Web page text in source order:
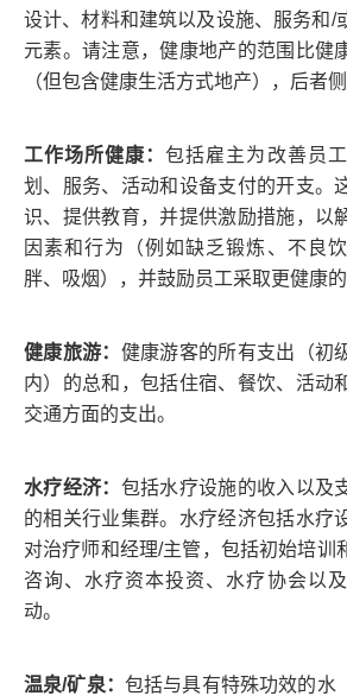
设计、材料和建筑以及设施、服务和/
元素。请注意，健康地产的范围比健
（但包含健康生活方式地产），后者
工作场所健康：包括雇主为改善员
划、服务、活动和设备支付的开支。
识、提供教育，并提供激励措施，以
因素和行为（例如缺乏锻炼、不良
胖、吸烟），并鼓励员工采取更健康的
健康旅游： 健康游客的所有支出（初
内）的总和，包括住宿、餐饮、活动
交通方面的支出。
水疗经济： 包括水疗设施的收入以及
的相关行业集群。水疗经济包括水疗
对治疗师和经理/主管，包括初始培训
咨询、水疗资本投资、水疗协会以
动。
温泉/矿泉： 包括与具有特殊功效的水